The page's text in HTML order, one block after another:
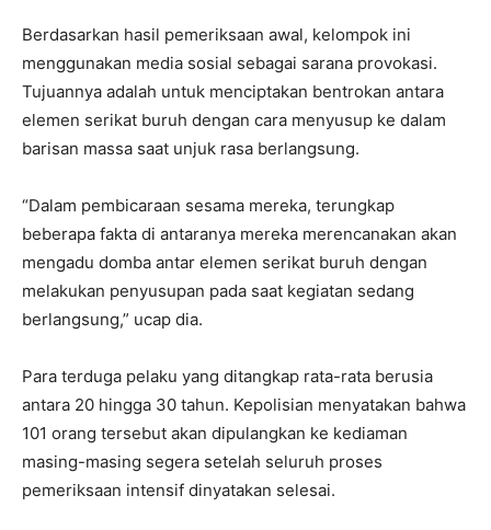
Berdasarkan hasil pemeriksaan awal, kelompok ini
menggunakan media sosial sebagai sarana provokasi.
Tujuannya adalah untuk menciptakan bentrokan antara
elemen serikat buruh dengan cara menyusup ke dalam
barisan massa saat unjuk rasa berlangsung.
“Dalam pembicaraan sesama mereka, terungkap
beberapa fakta di antaranya mereka merencanakan akan
mengadu domba antar elemen serikat buruh dengan
melakukan penyusupan pada saat kegiatan sedang
berlangsung,” ucap dia.
Para terduga pelaku yang ditangkap rata-rata berusia
antara 20 hingga 30 tahun. Kepolisian menyatakan bahwa
101 orang tersebut akan dipulangkan ke kediaman
masing-masing segera setelah seluruh proses
pemeriksaan intensif dinyatakan selesai.